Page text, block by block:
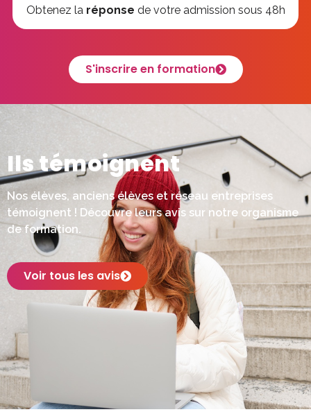
Obtenez la réponse de votre admission sous 48h
S'inscrire en formation
Ils témoignent
Nos élèves, anciens élèves et réseau entreprises
témoignent ! Découvre leurs avis sur notre organisme
de formation.
Voir tous les avis